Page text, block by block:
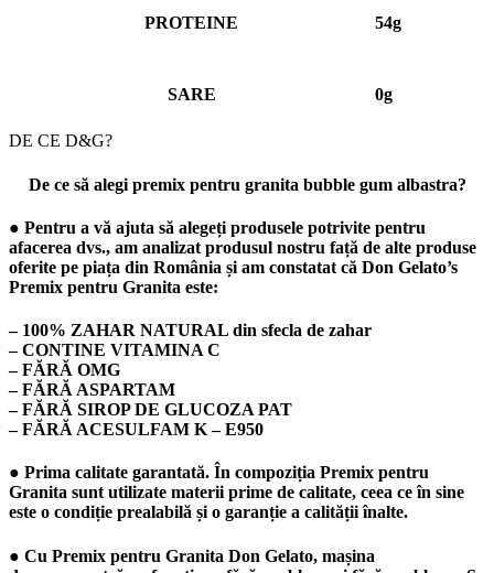
PROTEINE 54g
SARE 0g
DE CE D&G?
De ce să alegi premix pentru granita bubble gum albastra?
● Pentru a vă ajuta să alegeți produsele potrivite pentru
afacerea dvs., am analizat produsul nostru față de alte produse
oferite pe piața din România și am constatat că Don Gelato’s
Premix pentru Granita este:
– 100% ZAHAR NATURAL din sfecla de zahar
– CONTINE VITAMINA C
– FĂRĂ OMG
– FĂRĂ ASPARTAM
– FĂRĂ SIROP DE GLUCOZA PAT
– FĂRĂ ACESULFAM K – E950
● Prima calitate garantată. În compoziția Premix pentru
Granita sunt utilizate materii prime de calitate, ceea ce în sine
este o condiție prealabilă și o garanție a calității înalte.
● Cu Premix pentru Granita Don Gelato, mașina